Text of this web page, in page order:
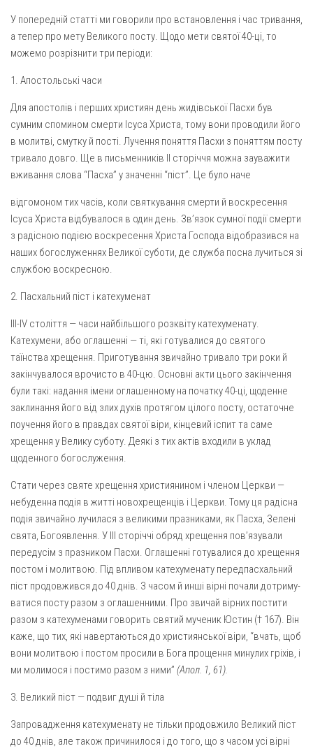
У попередній статті ми говорили про встановлення і час три­вання,
а тепер про мету Великого посту. Щодо мети святої 40-ці, то
можемо розрізнити три періоди:
1. Апостольські часи
Для апостолів і перших християн день жидівської Пасхи був
сумним спомином смерти Ісуса Христа, тому вони проводили його
в молитві, смутку й пості. Лучення поняття Пасхи з поняттям посту
тривало довго. Ще в письменників II сторіччя можна заува­жити
вживання слова “Пасха” у значенні “піст”. Це було наче
відгомоном тих часів, коли святкування смерти й воскресення
Ісуса Христа відбувалося в один день. Зв’язок сумної події смерти
з радісною подією воскресення Христа Господа відобразився на
на­ших богослуженнях Великої суботи, де служба посна лучиться зі
службою воскресною.
2. Пасхальний піст і катехуменат
III-IV століття — часи найбільшого розквіту катехуменату.
Катехумени, або оглашенні — ті, які готувалися до святого
таїнства хрещення. Приготування звичайно тривало три роки й
закінчу­валося врочисто в 40-цю. Основні акти цього закінчення
були такі: надання імени оглашенному на початку 40-ці, щоденне
заклинання його від злих духів протягом цілого посту, остаточне
поучення його в правдах святої віри, кінцевий іспит та саме
хрещення у Велику суботу. Деякі з тих актів входили в уклад
щоденного богослу­ження.
Стати через святе хрещення християнином і членом Церкви —
небуденна подія в житті новохрещенців і Церкви. Тому ця радісна
подія звичайно лучилася з великими празниками, як Пасха, Зелені
свята, Богоявлення. У III сторіччі обряд хрещення пов’язували
передусім з празником Пасхи. Оглашенні готувалися до хрещення
постом і молитвою. Під впливом катехуменату передпасхальний
піст продовжився до 40 днів. З часом й инші вірні почали дотриму­
ватися посту разом з оглашенними. Про звичай вірних постити
разом з катехуменами говорить святий мученик Юстин († 167). Він
каже, що тих, які навертаються до християнської віри, “вчать, щоб
вони молитвою і постом просили в Бога прощення минулих гріхів, і
ми молимося і постимо разом з ними” (Апол. 1, 61).
3. Великий піст — подвиг душі й тіла
Запровадження катехуменату не тільки продовжило Великий піст
до 40 днів, але також причинилося і до того, що з часом усі вірні